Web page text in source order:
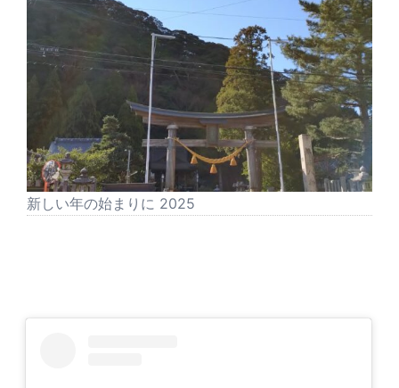
新しい年の始まりに 2025